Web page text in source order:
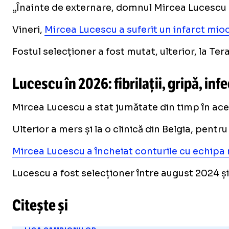
„Înainte de externare, domnul Mircea
Vineri, Mircea Lucescu a suferit un infarct
Fostul selecționer a fost mutat, ulterior, la
Lucescu în 2026: fibrilații, gripă,
Mircea Lucescu a stat jumătate din timp în
Ulterior a mers și la o clinică din Belgia,
Mircea Lucescu a încheiat conturile cu echipa
Lucescu a fost selecționer între august 2024
Citește și